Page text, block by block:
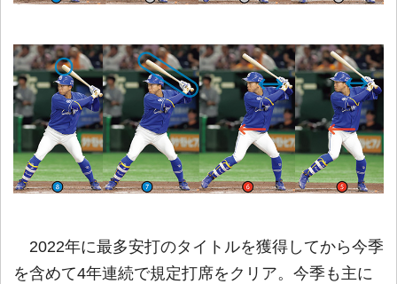
2022年に最多安打のタイトルを獲得してから今季
を含めて4年連続で規定打席をクリア。今季も主に